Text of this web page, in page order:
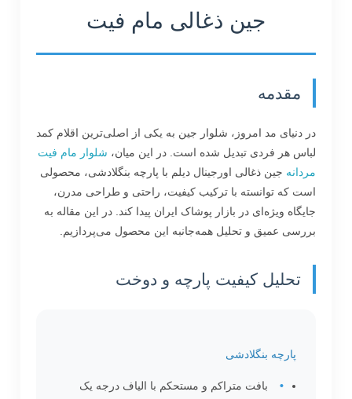
جین ذغالی مام فیت
مقدمه
در دنیای مد امروز، شلوار جین به یکی از اصلی‌ترین اقلام کمد
لباس هر فردی تبدیل شده است. در این میان، شلوار مام فیت
مردانه جین ذغالی اورجینال دیلم با پارچه بنگلادشی، محصولی
است که توانسته با ترکیب کیفیت، راحتی و طراحی مدرن،
جایگاه ویژه‌ای در بازار پوشاک ایران پیدا کند. در این مقاله به
بررسی عمیق و تحلیل همه‌جانبه این محصول می‌پردازیم.
تحلیل کیفیت پارچه و دوخت
پارچه بنگلادشی
بافت متراکم و مستحکم با الیاف درجه یک